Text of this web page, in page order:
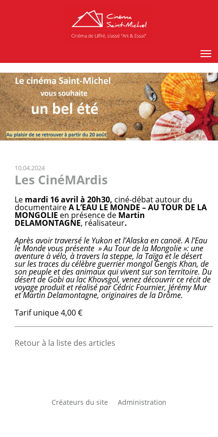
10.04.2024
Les CinéMArdis
Le mardi 16 avril à 20h30, ciné-débat autour du
documentaireA L’EAU LE MONDE – AU TOUR DE LA
MONGOLIE en présence de Martin
DELAMONTAGNE, réalisateur.
Après avoir traversé le Yukon et l’Alaska en canoë. A l’Eau
le Monde vous présente » Au Tour de la Mongolie »: une
aventure à vélo, à travers la steppe, la Taïga et le désert
sur les traces du célèbre guerrier mongol Gengis Khan, de
son peuple et des animaux qui vivent sur son territoire. Du
désert de Gobi au lac Khovsgol, venez découvrir ce récit de
voyage produit et réalisé par Cédric Fournier, Jérémy Mur
et Martin Delamontagne, originaires de la Drôme.
Tarif unique 4,00 €
Retour à la liste des articles
Créateurs du site Administration